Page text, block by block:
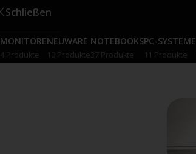
Schließen
MONITORE
4 Produkte
NEUWARE
10 Produkte
NOTEBOOKS
37 Produkte
PC-SYSTEME
11 Produkte